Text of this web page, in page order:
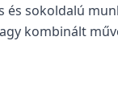
sokoldalú
kombinált